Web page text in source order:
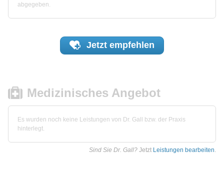
abgegeben.
Jetzt empfehlen
Medizinisches Angebot
Es wurden noch keine Leistungen von Dr. Gall bzw. der Praxis
hinterlegt.
Sind Sie Dr. Gall? Jetzt Leistungen bearbeiten.